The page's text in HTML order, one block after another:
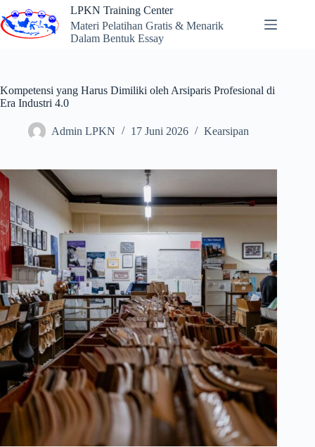
to
content
LPKN Training Center
Materi Pelatihan Gratis & Menarik
Dalam Bentuk Essay
Kompetensi yang Harus Dimiliki oleh Arsiparis Profesional di
Era Industri 4.0
Admin LPKN 17 Juni 2026 Kearsipan